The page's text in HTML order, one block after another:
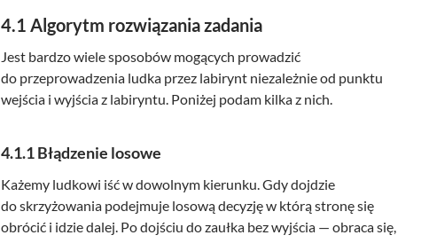
4.1 Algorytm rozwiązania zadania
Jest bardzo wiele sposobów mogących prowadzić
do przeprowadzenia ludka przez labirynt niezależnie od punktu
wejścia i wyjścia z labiryntu. Poniżej podam kilka z nich.
4.1.1Błądzenie losowe
Każemy ludkowi iść w dowolnym kierunku. Gdy dojdzie
do skrzyżowania podejmuje losową decyzję w którą stronę się
obrócić i idzie dalej. Po dojściu do zaułka bez wyjścia — obraca się,